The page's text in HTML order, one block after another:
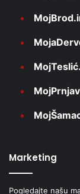
Marketing
Pogledajte našu